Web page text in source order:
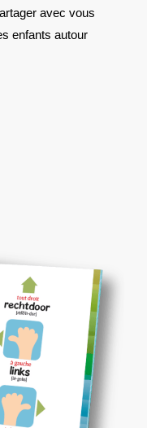
UN
SUJET
avec vous
enfants autour